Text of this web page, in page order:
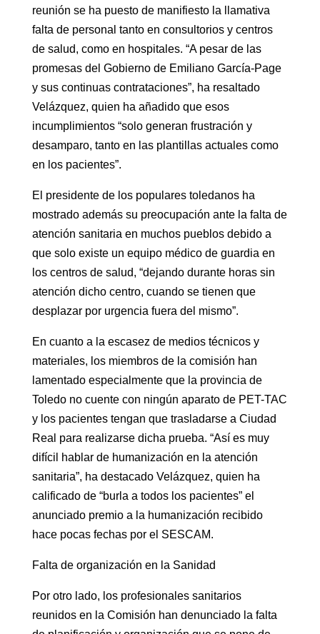
reunión se ha puesto de manifiesto la llamativa
falta de personal tanto en consultorios y centros
de salud, como en hospitales. “A pesar de las
promesas del Gobierno de Emiliano García-Page
y sus continuas contrataciones”, ha resaltado
Velázquez, quien ha añadido que esos
incumplimientos “solo generan frustración y
desamparo, tanto en las plantillas actuales como
en los pacientes”.
El presidente de los populares toledanos ha
mostrado además su preocupación ante la falta de
atención sanitaria en muchos pueblos debido a
que solo existe un equipo médico de guardia en
los centros de salud, “dejando durante horas sin
atención dicho centro, cuando se tienen que
desplazar por urgencia fuera del mismo”.
En cuanto a la escasez de medios técnicos y
materiales, los miembros de la comisión han
lamentado especialmente que la provincia de
Toledo no cuente con ningún aparato de PET-TAC
y los pacientes tengan que trasladarse a Ciudad
Real para realizarse dicha prueba. “Así es muy
difícil hablar de humanización en la atención
sanitaria”, ha destacado Velázquez, quien ha
calificado de “burla a todos los pacientes” el
anunciado premio a la humanización recibido
hace pocas fechas por el SESCAM.
Falta de organización en la Sanidad
Por otro lado, los profesionales sanitarios
reunidos en la Comisión han denunciado la falta